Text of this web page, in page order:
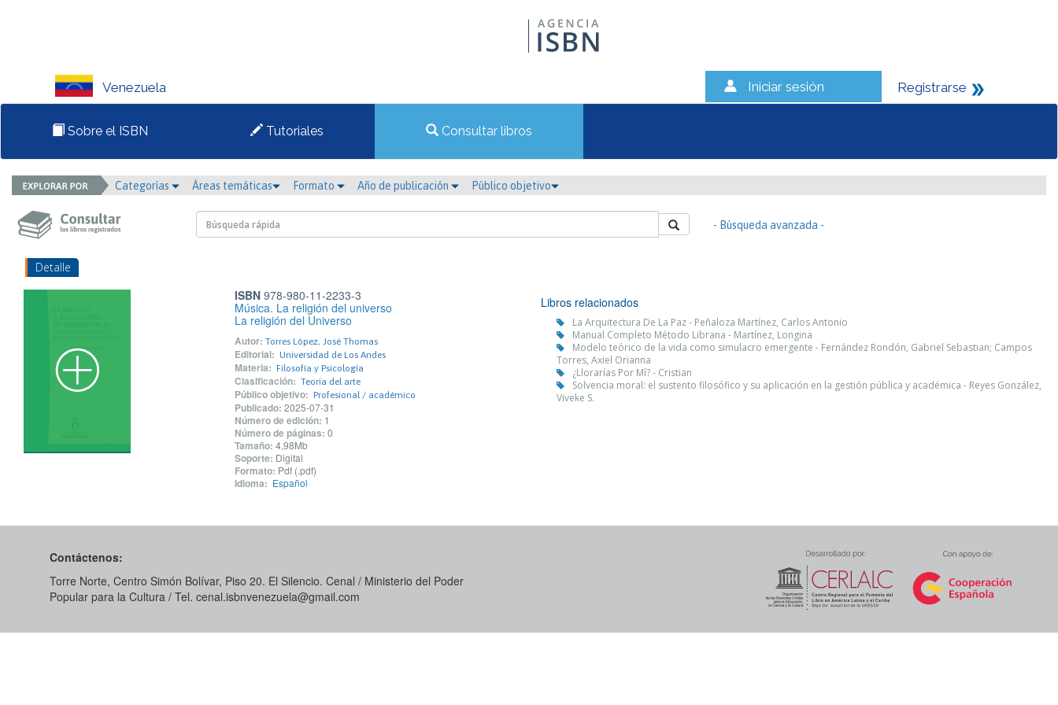
Venezuela Iniciar sesión Registrarse
Sobre el ISBN Tutoriales Consultar libros
Categorías Áreas temáticas Formato Año de publicación Público objetivo
- Búsqueda avanzada -
Detalle
ISBN978-980-11-2233-3
Música. La religión del universo
La religión del Universo
Autor: Torres López, José Thomas
Editorial: Universidad de Los Andes
Materia: Filosofía y Psicología
Clasificación: Teoría del arte
Público objetivo: Profesional / académico
Publicado: 2025-07-31
Número de edición: 1
Número de páginas: 0
Tamaño: 4,98Mb
Soporte: Digital
Formato: Pdf (.pdf)
Idioma: Español
Libros relacionados
La Arquitectura De La Paz - Peñaloza Martínez, Carlos Antonio
Manual Completo Método Librana - Martínez, Longina
Modelo teórico de la vida como simulacro emergente - Fernández Rondón, Gabriel Sebastian; Campos
Torres, Axiel Orianna
¿Llorarías Por Mí? - Cristian
Solvencia moral: el sustento filosófico y su aplicación en la gestión pública y académica - Reyes González,
Viveke S.
Contáctenos:
Torre Norte, Centro Simón Bolívar, Piso 20. El Silencio. Cenal / Ministerio del Poder
Popular para la Cultura / Tel. cenal.isbnvenezuela@gmail.com